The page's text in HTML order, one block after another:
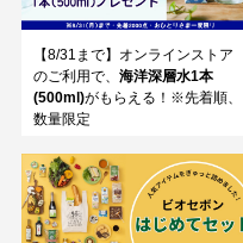
【8/31まで】オンラインストア
のご利用で、 海洋深層水1本
(500ml)がもらえる！※先着順、
数量限定